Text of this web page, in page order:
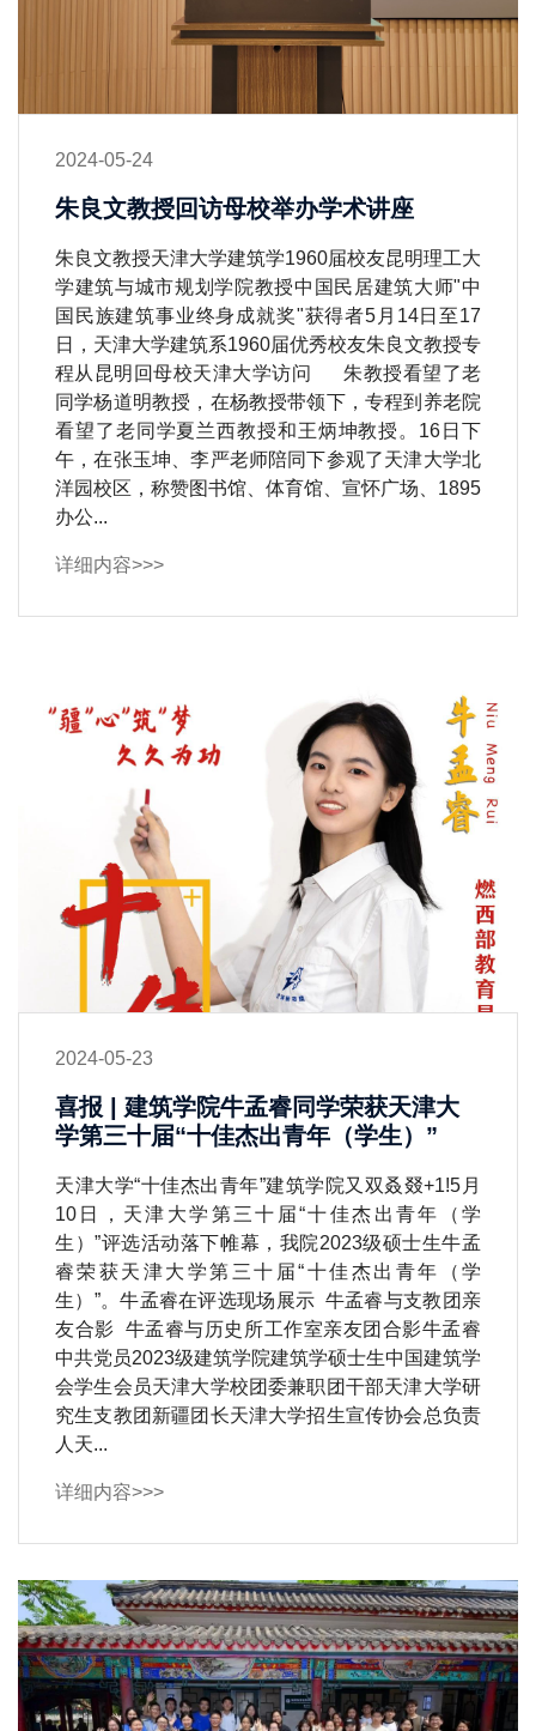
2024-05-24
朱良文教授回访母校举办学术讲座
朱良文教授天津大学建筑学1960届校友昆明理工大
学建筑与城市规划学院教授中国民居建筑大师"中
国民族建筑事业终身成就奖"获得者5月14日至17
日，天津大学建筑系1960届优秀校友朱良文教授专
程从昆明回母校天津大学访问 朱教授看望了老
同学杨道明教授，在杨教授带领下，专程到养老院
看望了老同学夏兰西教授和王炳坤教授。16日下
午，在张玉坤、李严老师陪同下参观了天津大学北
洋园校区，称赞图书馆、体育馆、宣怀广场、1895
办公...
详细内容>>>
2024-05-23
喜报 | 建筑学院牛孟睿同学荣获天津大
学第三十届“十佳杰出青年（学生）”
天津大学“十佳杰出青年”建筑学院又双叒叕+1!5月
10日，天津大学第三十届“十佳杰出青年（学
生）”评选活动落下帷幕，我院2023级硕士生牛孟
睿荣获天津大学第三十届“十佳杰出青年（学
生）”。牛孟睿在评选现场展示 牛孟睿与支教团亲
友合影 牛孟睿与历史所工作室亲友团合影牛孟睿
中共党员2023级建筑学院建筑学硕士生中国建筑学
会学生会员天津大学校团委兼职团干部天津大学研
究生支教团新疆团长天津大学招生宣传协会总负责
人天...
详细内容>>>